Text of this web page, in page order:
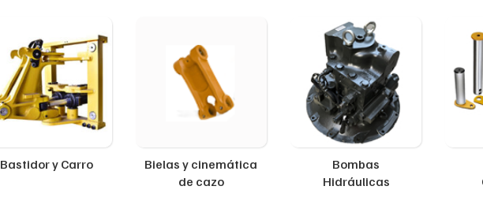
Bastidor y Carro
Bielas y cinemática
de cazo
Bombas
Hidráulicas